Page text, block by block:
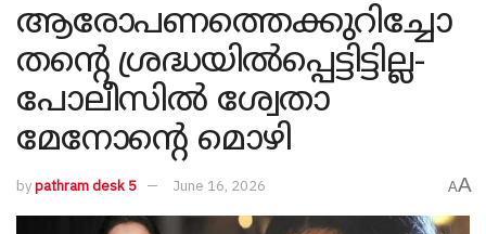
ആരോപണത്തെക്കുറിച്ചോ
തന്റെ ശ്രദ്ധയിൽപ്പെട്ടിട്ടില്ല-
പോലീസിൽ ശ്വേതാ
മേനോന്റെ മൊഴി
bypathram desk 5 June 16, 2026 AA